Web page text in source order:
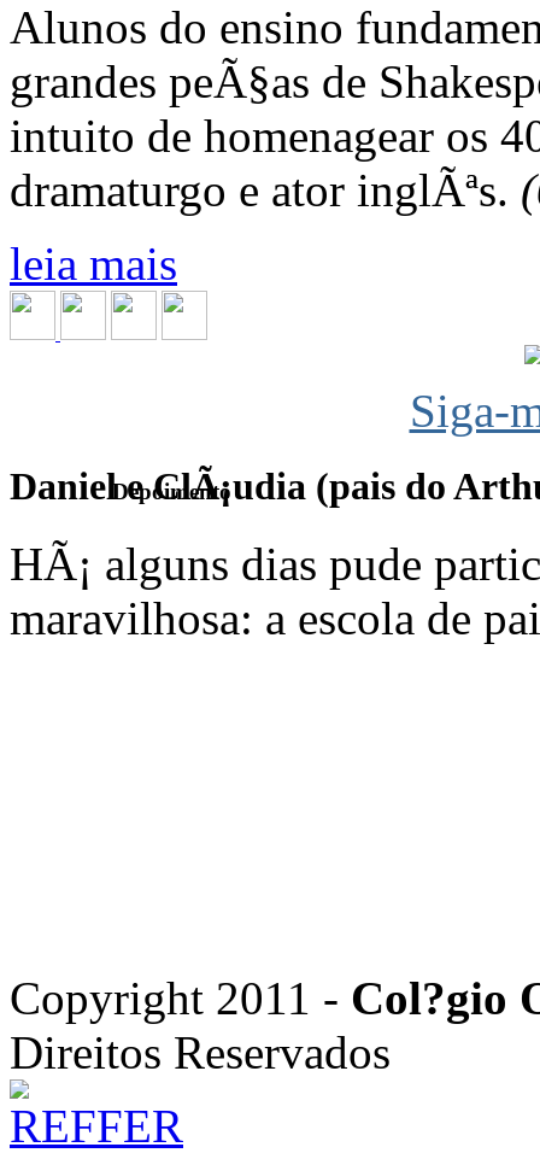
Alunos do ensino
grandes peÃ§as de
intuito de homenagear os
dramaturgo e ator inglÃªs.
leia mais
Siga-
Depoimento
Daniel e ClÃ¡udia (pais do
HÃ¡ alguns dias pude
maravilhosa: a escola de
Copyright 2011 - Col?gio
Direitos Reservados